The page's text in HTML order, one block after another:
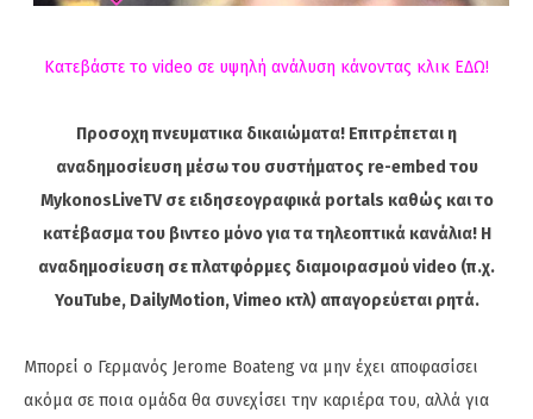
Κατεβάστε το video σε υψηλή ανάλυση κάνοντας κλικ ΕΔΩ!
Προσοχη πνευματικα δικαιώματα! Επιτρέπεται η
αναδημοσίευση μέσω του συστήματος re-embed του
MykonosLiveTV σε ειδησεογραφικά portals καθώς και το
κατέβασμα του βιντεο μόνο για τα τηλεοπτικά κανάλια! Η
αναδημοσίευση σε πλατφόρμες διαμοιρασμού video (π.χ.
YouTube, DailyMotion, Vimeo κτλ) απαγορεύεται ρητά.
Μπορεί ο Γερμανός Jerome Boateng να μην έχει αποφασίσει
ακόμα σε ποια ομάδα θα συνεχίσει την καριέρα του, αλλά για